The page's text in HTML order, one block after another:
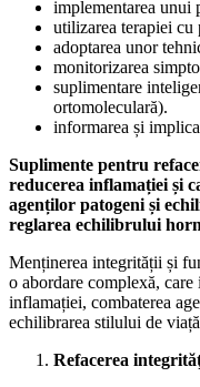
implementarea unui
utilizarea terapiei cu
adoptarea unor
monitorizarea
suplimentare
ortomoleculară).
informarea și
Suplimente pentru
reducerea inflamației și
agenților patogeni și
reglarea echilibrului
Menținerea integrității și
o abordare complexă, care
inflamației, combaterea
echilibrarea stilului de
Refacerea